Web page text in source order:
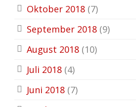
Oktober 2018 (7)
September 2018 (9)
August 2018 (10)
Juli 2018 (4)
Juni 2018 (7)